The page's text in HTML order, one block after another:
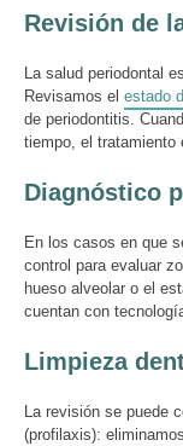
Revisión de
La salud periodontal
Revisamos el estado
de periodontitis.
tiempo, el tratamiento
Diagnóstico
En los casos en que
control para evaluar
hueso alveolar o el
cuentan con
Limpieza
La revisión se puede
(profilaxis):